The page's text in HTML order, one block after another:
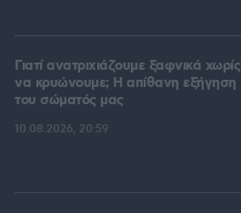
Γιατί ανατριχιάζουμε ξαφνικά χωρίς
να κρυώνουμε; Η απίθανη εξήγηση
του σώματός μας
10.08.2026, 20:59